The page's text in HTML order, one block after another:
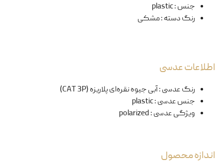
جنس:
plastic
رنگ دسته:مشکی
اطلاعات عدسی
رنگ عدسی:آبی جیوه نقره‌ای پلاریزه (CAT 3P)
جنس عدسی:
plastic
ویژگی عدسی:
polarized
اندازه محصول